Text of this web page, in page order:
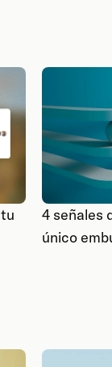
4 señales
único